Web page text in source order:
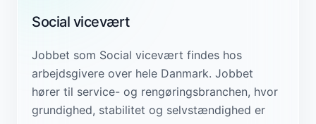
Social vicevært
Jobbet som Social vicevært findes hos
arbejdsgivere over hele Danmark. Jobbet
hører til service- og rengøringsbranchen, hvor
grundighed, stabilitet og selvstændighed er